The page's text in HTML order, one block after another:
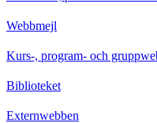
Webbmejl
Kurs-, program- och
Biblioteket
Externwebben